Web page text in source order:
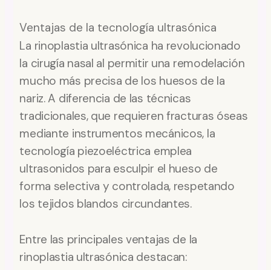
Ventajas de la tecnología ultrasónica
La rinoplastia ultrasónica ha revolucionado
la cirugía nasal al permitir una remodelación
mucho más precisa de los huesos de la
nariz. A diferencia de las técnicas
tradicionales, que requieren fracturas óseas
mediante instrumentos mecánicos, la
tecnología piezoeléctrica emplea
ultrasonidos para esculpir el hueso de
forma selectiva y controlada, respetando
los tejidos blandos circundantes.
Entre las principales ventajas de la
rinoplastia ultrasónica destacan: